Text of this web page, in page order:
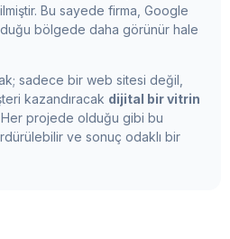
Bu sayede firma, Google
bölgede daha görünür hale
sadece bir web sitesi değil,
kazandıracak dijital bir vitrin
projede olduğu gibi bu
ve sonuç odaklı bir